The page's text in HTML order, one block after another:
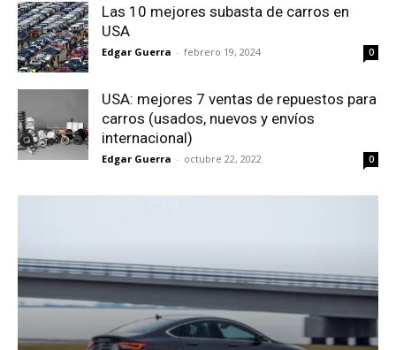
Las 10 mejores subasta de carros en
USA
Edgar Guerra - febrero 19, 2024 0
USA: mejores 7 ventas de repuestos para
carros (usados, nuevos y envíos
internacional)
Edgar Guerra - octubre 22, 2022 0